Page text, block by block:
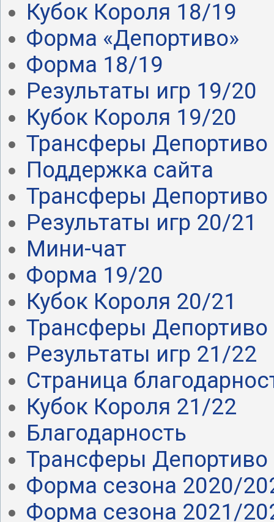
Кубок Короля 18/19
Форма «Депортиво»
Форма 18/19
Результаты игр 19/20
Кубок Короля 19/20
Трансферы Депортиво
Поддержка сайта
Трансферы Депортиво
Результаты игр 20/21
Мини-чат
Форма 19/20
Кубок Короля 20/21
Трансферы
Результаты игр 21/22
Страница
Кубок Короля 21/22
Благодарность
Трансферы
Форма сезона 2020/
Форма сезона 2021/